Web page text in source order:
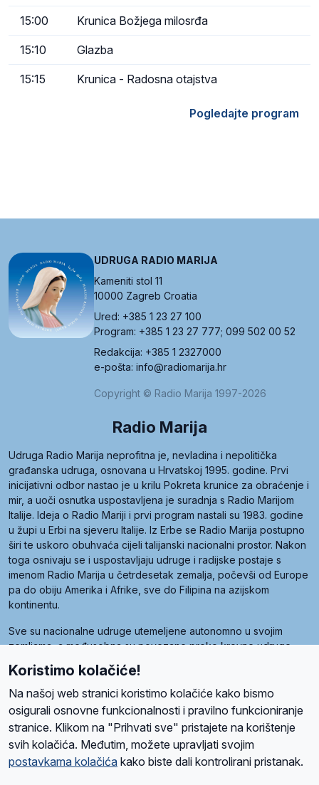
15:00 Krunica Božjega milosrđa
15:10 Glazba
15:15 Krunica - Radosna otajstva
Pogledajte program
UDRUGA RADIO MARIJA
Kameniti stol 11
10000 Zagreb Croatia
Ured: +385 1 23 27 100
Program: +385 1 23 27 777; 099 502 00 52
Redakcija: +385 1 2327000
e-pošta: info@radiomarija.hr
Copyright © Radio Marija 1997-2026
Radio Marija
Udruga Radio Marija neprofitna je, nevladina i nepolitička
građanska udruga, osnovana u Hrvatskoj 1995. godine. Prvi
inicijativni odbor nastao je u krilu Pokreta krunice za obraćenje i
mir, a uoči osnutka uspostavljena je suradnja s Radio Marijom
Italije. Ideja o Radio Mariji i prvi program nastali su 1983. godine
u župi u Erbi na sjeveru Italije. Iz Erbe se Radio Marija postupno
širi te uskoro obuhvaća cijeli talijanski nacionalni prostor. Nakon
toga osnivaju se i uspostavljaju udruge i radijske postaje s
imenom Radio Marija u četrdesetak zemalja, počevši od Europe
pa do obiju Amerika i Afrike, sve do Filipina na azijskom
kontinentu.
Sve su nacionalne udruge utemeljene autonomno u svojim
zemljama, a međusobna su povezane preko krovne udruge
Radio Maria). Svjetsku obitelj utemeljilo je sedam članica, među
kojima je i hrvatska Udruga Radio Marija.
O namaRadio ProgramVolonteriPrijateljiKontaktPravila privatnosti
Koristimo kolačiće!
Na našoj web stranici koristimo kolačiće kako bismo
osigurali osnovne funkcionalnosti i pravilno funkcioniranje
stranice. Klikom na "Prihvati sve" pristajete na korištenje
svih kolačića. Međutim, možete upravljati svojim
postavkama kolačića kako biste dali kontrolirani pristanak.